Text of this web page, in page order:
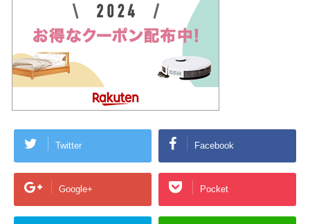
Twitter Facebook
Google+ Pocket